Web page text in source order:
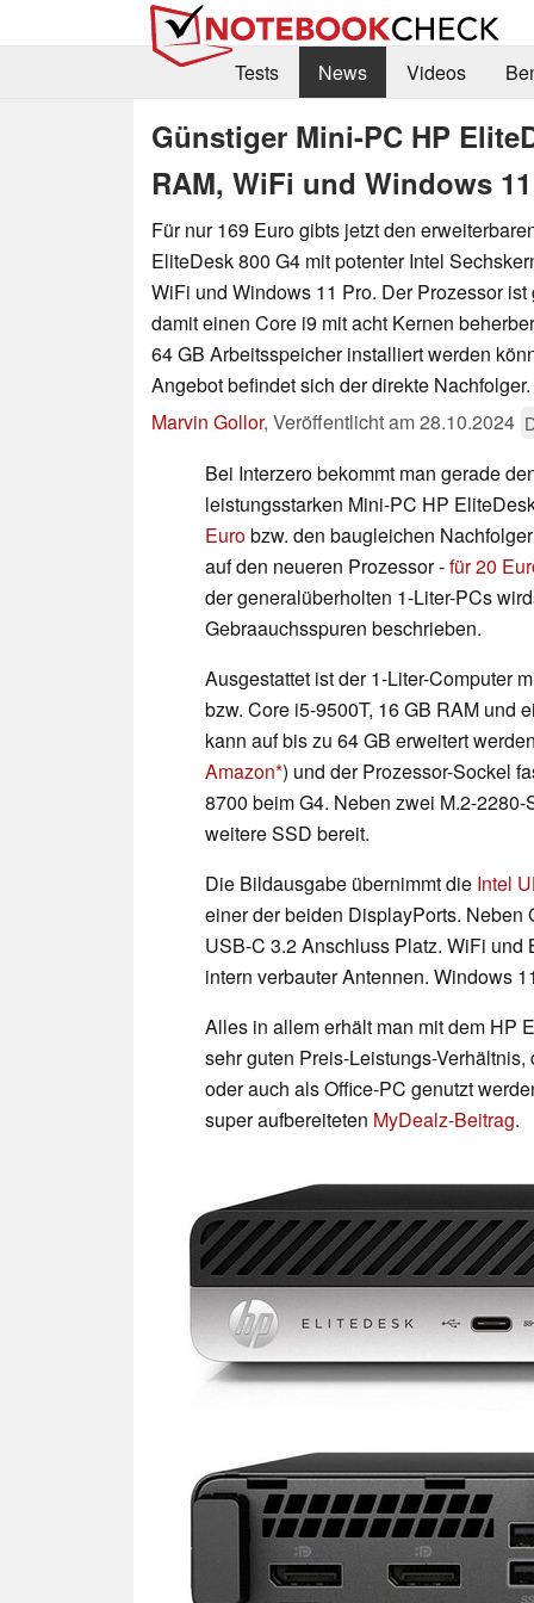
Tests News Videos
Günstiger Mini-PC HP
RAM, WiFi und Windows
Für nur 169 Euro gibts jetzt den
EliteDesk 800 G4 mit potenter Intel
WiFi und Windows 11 Pro. Der Prozessor
damit einen Core i9 mit acht Kernen
64 GB Arbeitsspeicher installiert werden
Angebot befindet sich der direkte Nachfolger.
Marvin Gollor, Veröffentlicht am28.10.2024
Bei Interzero bekommt man gerade
leistungsstarken Mini-PC HP
Eurobzw. den baugleichen
auf den neueren Prozessor -für 20
der generalüberholten 1-Liter-PCs
Gebraauchsspuren beschrieben.
Ausgestattet ist der 1-Liter-Computer
bzw. Core i5-9500T, 16 GB RAM und
kann auf bis zu 64 GB erweitert
Amazon ) und der Prozessor-Sockel
8700 beim G4. Neben zwei M.2-
weitere SSD bereit.
Die Bildausgabe übernimmt die Intel
einer der beiden DisplayPorts.
USB-C 3.2 Anschluss Platz. WiFi
intern verbauter Antennen. Windows
Alles in allem erhält man mit dem HP
sehr guten Preis-Leistungs-
oder auch als Office-PC genutzt
super aufbereiteten MyDealz-Beitrag.